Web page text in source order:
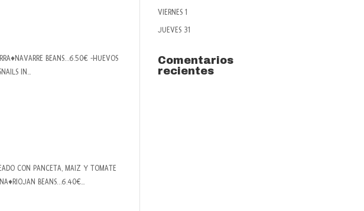
BEANS…6.50€ -HUEVOS
IN...
CON PANCETA, MAIZ Y TOMATE
BEANS…6.40€...
VIERNES 1
JUEVES 31
Comentarios
recientes